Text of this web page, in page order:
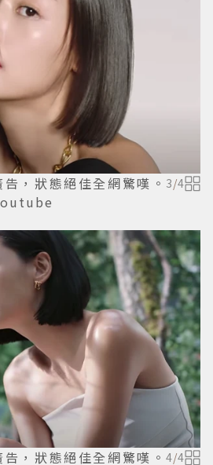
，狀態絕佳全網驚嘆。 3/4
，狀態絕佳全網驚嘆。 4/4